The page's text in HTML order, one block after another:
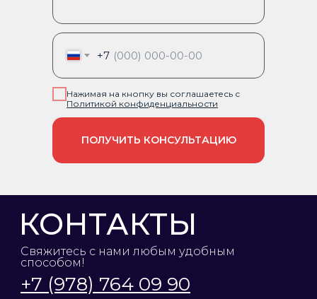
+7
Нажимая на кнопку вы соглашаетесь с
Политикой конфиденциальности
ПОЛУЧИТЬ КОНСУЛЬТАЦИЮ
КОНТАКТЫ
+7 (978) 764 09 90
Свяжитесь с нами любым удобным
способом!